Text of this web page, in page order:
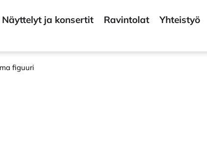
Näyttelyt ja konsertit Ravintolat Yhteistyö
figuuri